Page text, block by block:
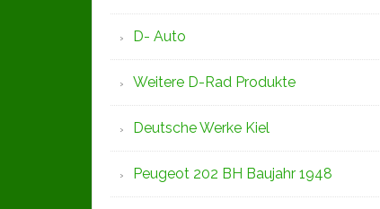
D- Auto
Weitere D-Rad Produkte
Deutsche Werke Kiel
Peugeot 202 BH Baujahr 1948